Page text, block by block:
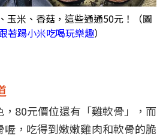
玉米、香菇，這些通通50元！（圖
著踢小米吃喝玩樂趣）
80元價位還有「雞軟骨」，而
喔，吃得到嫩嫩雞肉和軟骨的脆